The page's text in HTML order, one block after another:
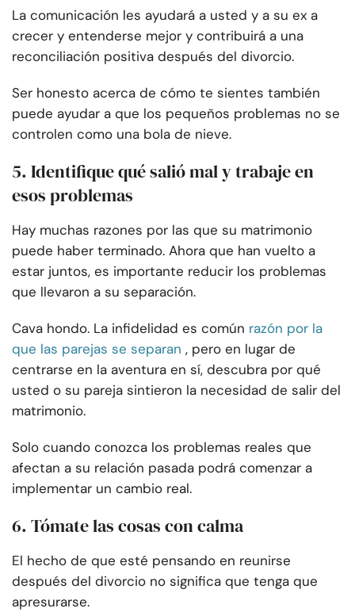
La comunicación les ayudará a usted y a su ex a
crecer y entenderse mejor y contribuirá a una
reconciliación positiva después del divorcio.
Ser honesto acerca de cómo te sientes también
puede ayudar a que los pequeños problemas no se
controlen como una bola de nieve.
5. Identifique qué salió mal y trabaje en
esos problemas
Hay muchas razones por las que su matrimonio
puede haber terminado. Ahora que han vuelto a
estar juntos, es importante reducir los problemas
que llevaron a su separación.
Cava hondo. La infidelidad es común razón por la
que las parejas se separan , pero en lugar de
centrarse en la aventura en sí, descubra por qué
usted o su pareja sintieron la necesidad de salir del
matrimonio.
Solo cuando conozca los problemas reales que
afectan a su relación pasada podrá comenzar a
implementar un cambio real.
6. Tómate las cosas con calma
El hecho de que esté pensando en reunirse
después del divorcio no significa que tenga que
apresurarse.